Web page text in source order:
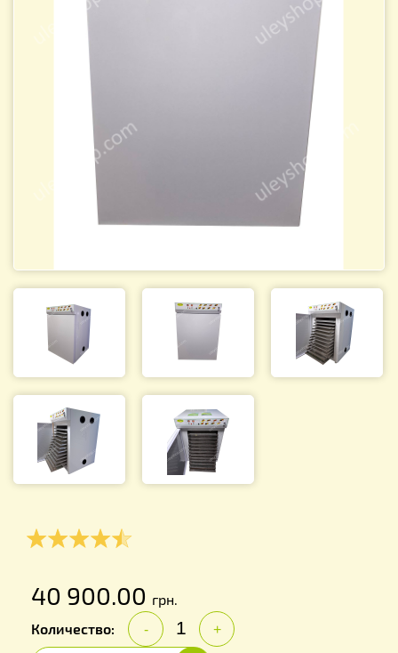
40 900.00 грн.
Количество:
- +